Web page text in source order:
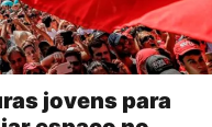
jovens para